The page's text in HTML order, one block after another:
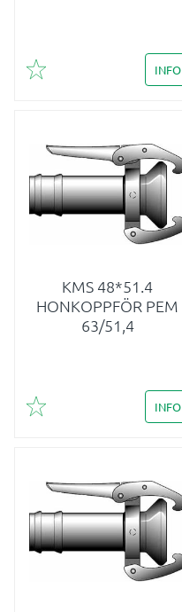
Lägg till i favoriter
INFO
KMS 48*51.4
HONKOPPFÖR PEM
63/51,4
Lägg till i favoriter
INFO